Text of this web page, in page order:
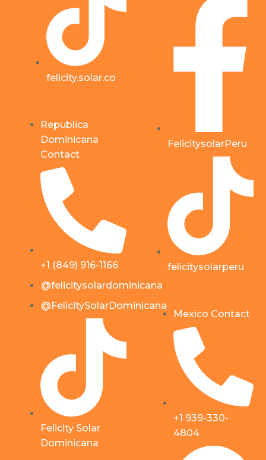
felicity.solar.co
Republica
Dominicana
Contact
+1 (849) 916-1166
@felicitysolardominicana
@FelicitySolarDominicana
Felicity Solar
Dominicana
FelicitysolarPeru
felicitysolarperu
Mexico Contact
+1 939-330-
4804